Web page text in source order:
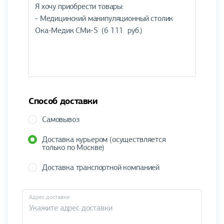
Способ доставки
Самовывоз
Доставка курьером (осуществляется
только по Москве)
Доставка транспортной компанией
Адрес доставки